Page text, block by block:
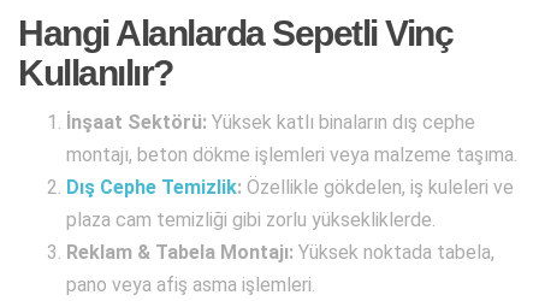
Hangi Alanlarda Sepetli Vinç
Kullanılır?
İnşaat Sektörü: Yüksek katlı binaların dış cephe
montajı, beton dökme işlemleri veya malzeme taşıma.
Dış Cephe Temizlik: Özellikle gökdelen, iş kuleleri ve
plaza cam temizliği gibi zorlu yüksekliklerde.
Reklam & Tabela Montajı: Yüksek noktada tabela,
pano veya afiş asma işlemleri.